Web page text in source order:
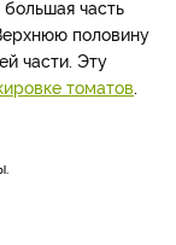
часть
половину
части. Эту
томатов